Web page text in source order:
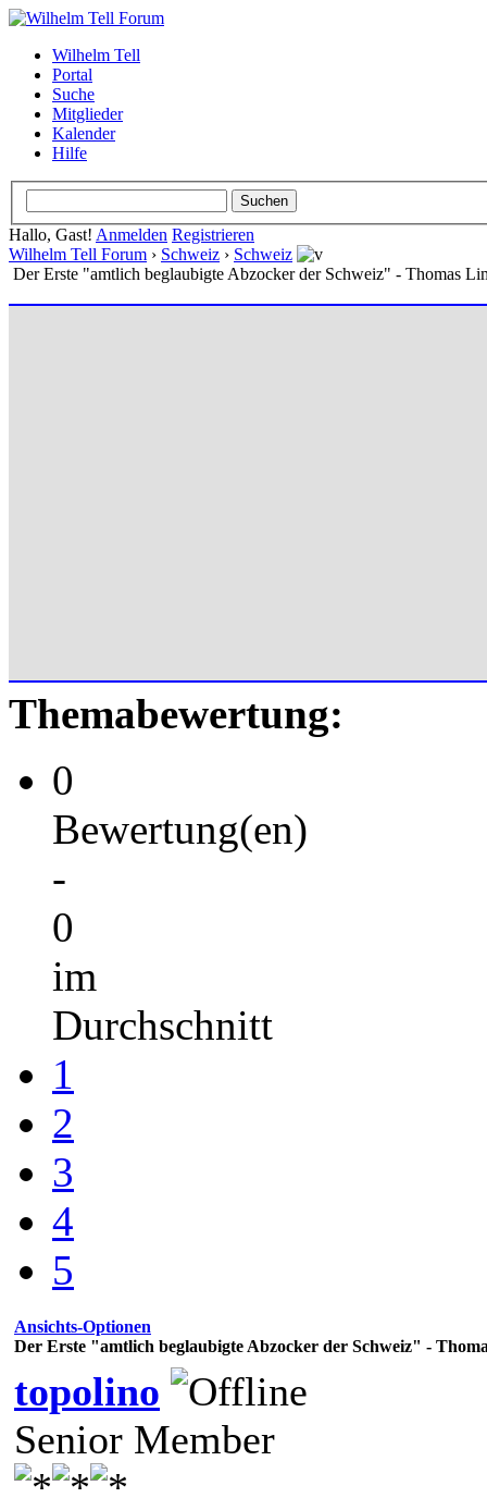
Wilhelm Tell
Portal
Suche
Mitglieder
Kalender
Hilfe
Hallo, Gast! Anmelden Registrieren
Wilhelm Tell Forum › Schweiz › Schweiz
Der Erste "amtlich beglaubigte Abzocker der Schweiz" - Thomas
Themabewertung:
0
Bewertung(en)
-
0
im
Durchschnitt
1
2
3
4
5
Ansichts-Optionen
Der Erste "amtlich beglaubigte Abzocker der Schweiz" -
topolino
Senior Member